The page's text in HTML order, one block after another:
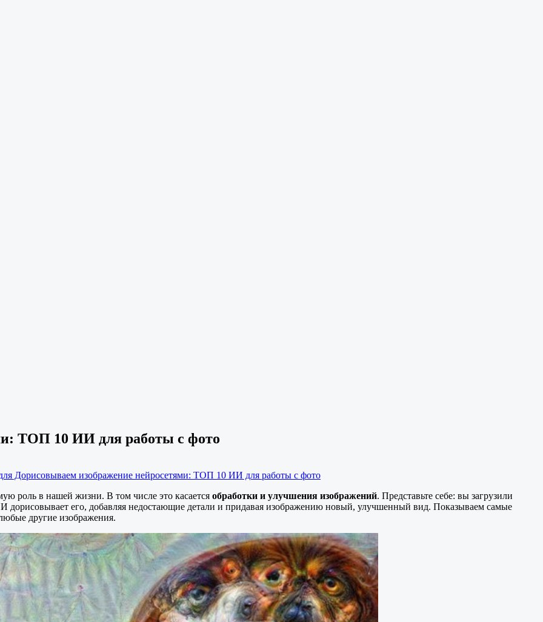
ТОП 10 ИИ для работы с фото
Дорисовываем изображение нейросетями: ТОП 10 ИИ для работы с фото
роль в нашей жизни. В том числе это касается обработки и улучшения изображений. Представьте себе: вы загрузили
дорисовывает его, добавляя недостающие детали и придавая изображению новый, улучшенный вид. Показываем самые
другие изображения.